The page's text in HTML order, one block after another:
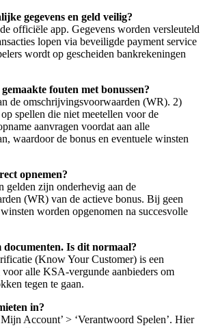
gegevens en geld veilig?
officiële app. Gegevens worden versleuteld
lopen via beveiligde payment service
wordt op gescheiden bankrekeningen
fouten met bonussen?
de omschrijvingsvoorwaarden (WR). 2)
spellen die niet meetellen voor de
aanvragen voordat aan alle
waardoor de bonus en eventuele winsten
opnemen?
gelden zijn onderhevig aan de
(WR) van de actieve bonus. Bij geen
worden opgenomen na succesvolle
Is dit normaal?
(Know Your Customer) is een
alle KSA-vergunde aanbieders om
tegen te gaan.
in?
Account’ > ‘Verantwoord Spelen’. Hier